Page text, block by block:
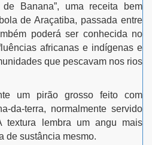
de Banana”, uma receita bem
de Araçatiba, passada entre
poderá ser conhecida no
africanas e indígenas e
que pescavam nos rios
um pirão grosso feito com
da-terra, normalmente servido
textura lembra um angu mais
de sustância mesmo.